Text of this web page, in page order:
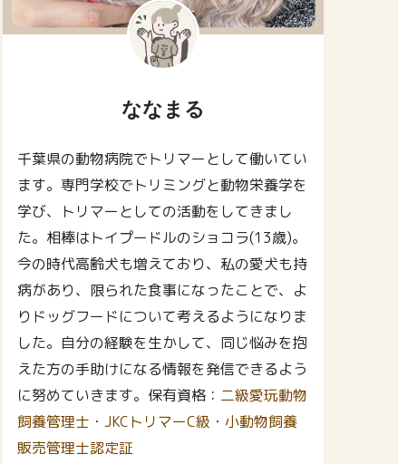
ななまる
千葉県の動物病院でトリマーとして働いてい
ます。専門学校でトリミングと動物栄養学を
学び、トリマーとしての活動をしてきまし
た。相棒はトイプードルのショコラ(13歳)。
今の時代高齢犬も増えており、私の愛犬も持
病があり、限られた食事になったことで、よ
りドッグフードについて考えるようになりま
した。自分の経験を生かして、同じ悩みを抱
えた方の手助けになる情報を発信できるよう
に努めていきます。保有資格： 二級愛玩動物
飼養管理士 ・ JKCトリマーC級 ・ 小動物飼養
販売管理士認定証